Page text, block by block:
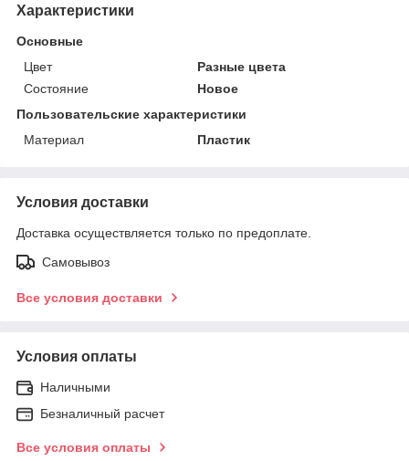
Характеристики
Основные
Цвет
Разные цвета
Состояние
Новое
Пользовательские характеристики
Материал
Пластик
Условия доставки
Доставка осуществляется только по предоплате.
Самовывоз
Все условия доставки
Условия оплаты
Наличными
Безналичный расчет
Все условия оплаты